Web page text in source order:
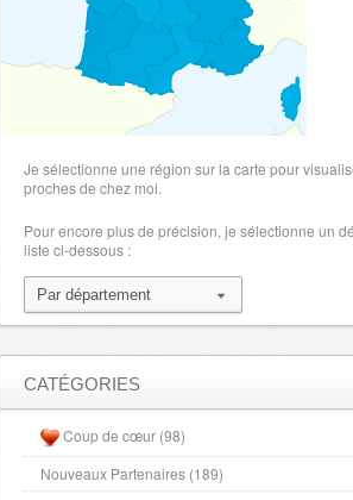
Je sélectionne une région sur la carte pour
proches de chez moi.
Pour encore plus de précision, je sélectionne un
liste ci-dessous :
CATÉGORIES
Coup de cœur (98)
Nouveaux Partenaires (189)